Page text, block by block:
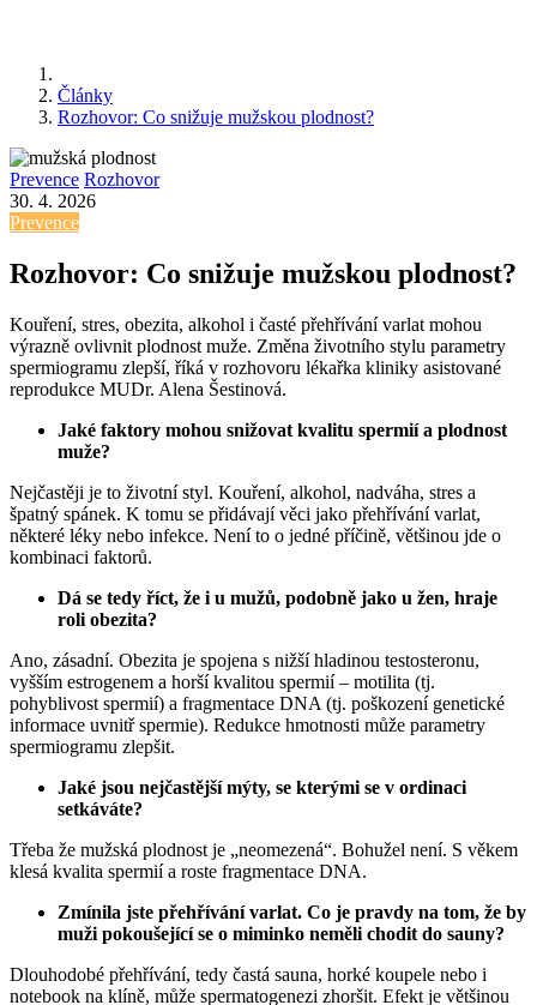
Články
Rozhovor: Co snižuje mužskou plodnost?
Prevence Rozhovor
30. 4. 2026
Prevence
Rozhovor: Co snižuje mužskou plodnost?
Kouření, stres, obezita, alkohol i časté přehřívání varlat mohou
výrazně ovlivnit plodnost muže. Změna životního stylu parametry
spermiogramu zlepší, říká v rozhovoru lékařka kliniky asistované
reprodukce MUDr. Alena Šestinová.
Jaké faktory mohou snižovat kvalitu spermií a plodnost
muže?
Nejčastěji je to životní styl. Kouření, alkohol, nadváha, stres a
špatný spánek. K tomu se přidávají věci jako přehřívání varlat,
některé léky nebo infekce. Není to o jedné příčině, většinou jde o
kombinaci faktorů.
Dá se tedy říct, že i u mužů, podobně jako u žen, hraje
roli obezita?
Ano, zásadní. Obezita je spojena s nižší hladinou testosteronu,
vyšším estrogenem a horší kvalitou spermií – motilita (tj.
pohyblivost spermií) a fragmentace DNA (tj. poškození genetické
informace uvnitř spermie). Redukce hmotnosti může parametry
spermiogramu zlepšit.
Jaké jsou nejčastější mýty, se kterými se v ordinaci
setkáváte?
Třeba že mužská plodnost je „neomezená“. Bohužel není. S věkem
klesá kvalita spermií a roste fragmentace DNA.
Zmínila jste přehřívání varlat. Co je pravdy na tom, že by
muži pokoušející se o miminko neměli chodit do sauny?
Dlouhodobé přehřívání, tedy častá sauna, horké koupele nebo i
notebook na klíně, může spermatogenezi zhoršit. Efekt je většinou